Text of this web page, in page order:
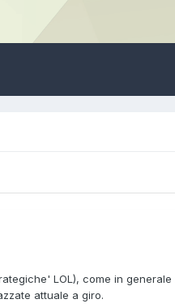
LOL), come in
attuale a giro.